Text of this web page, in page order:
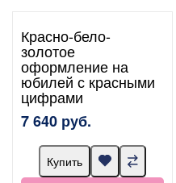
Красно-бело-
золотое
оформление на
юбилей с красными
цифрами
7 640 руб.
Купить